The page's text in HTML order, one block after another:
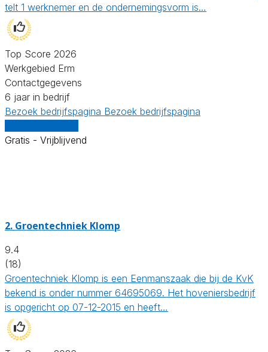
telt 1 werknemer en de ondernemingsvorm is…
Top Score 2026
Werkgebied Erm
Contactgegevens
6 jaar in bedrijf
Bezoek bedrijfspagina Bezoek bedrijfspagina
Gratis - Vrijblijvend
2. Groentechniek Klomp
9.4
(18)
Groentechniek Klomp is een Eenmanszaak die bij de KvK
bekend is onder nummer 64695069. Het hoveniersbedrijf
is opgericht op 07-12-2015 en heeft…